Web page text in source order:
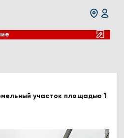
участок площадью 1